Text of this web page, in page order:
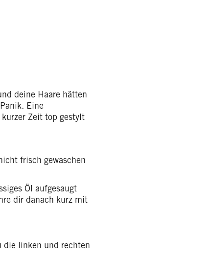
deine Haare hätten
Eine
Zeit top gestylt
frisch gewaschen
Öl aufgesaugt
dir danach kurz mit
die linken und rechten